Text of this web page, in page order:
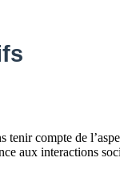
compte de
aux interactions